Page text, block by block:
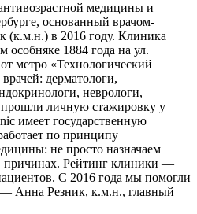
медицины и
основанный врачом-
(к.м.н.) в 2016 году. Клиника
особняке 1884 года на ул.
метро «Технологический
дерматологи,
неврологи,
прошли личную стажировку у
имеет государственную
по принципу
не просто назначаем
причинах. Рейтинг клиники —
С 2016 года мы помогли
Анна Резник, к.м.н., главный